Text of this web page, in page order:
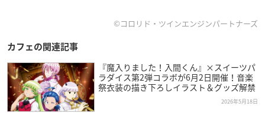
©コロリド・ツインエンジンパートナーズ
カフェの関連記事
『魔入りました！入間くん』×スイーツパ
ラダイス第2弾コラボが6月2日開催！音楽
祭衣装の描き下ろしイラスト＆グッズ解禁
2026年5月18日